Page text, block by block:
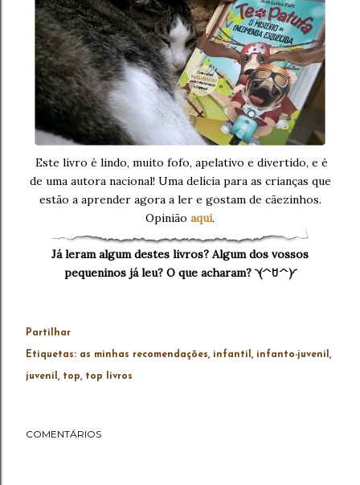
Este livro é lindo, muito fofo, apelativo e divertido, e é
de uma autora nacional! Uma delícia para as crianças que
estão a aprender agora a ler e gostam de cãezinhos.
Opinião aqui.
Já leram algum destes livros? Algum dos vossos
pequeninos já leu? O que acharam? ◝(^ꇴ^)◜
Partilhar
Etiquetas: as minhas recomendações infantil infanto-juvenil
juvenil top top livros
COMENTÁRIOS